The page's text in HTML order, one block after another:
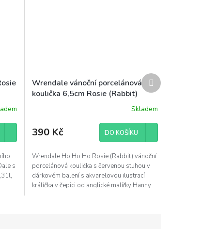
s
Wrendale vánoční porcelánová
koulička 6,5cm Rosie (Rabbit)
Skladem
390 Kč DO KOŠÍKU
Wrendale Ho Ho Ho Rosie (Rabbit) vánoční
porcelánová koulička s červenou stuhou v
dárkovém balení s akvarelovou ilustrací
králíčka v čepici od anglické malířky Hanny
Další
produkt